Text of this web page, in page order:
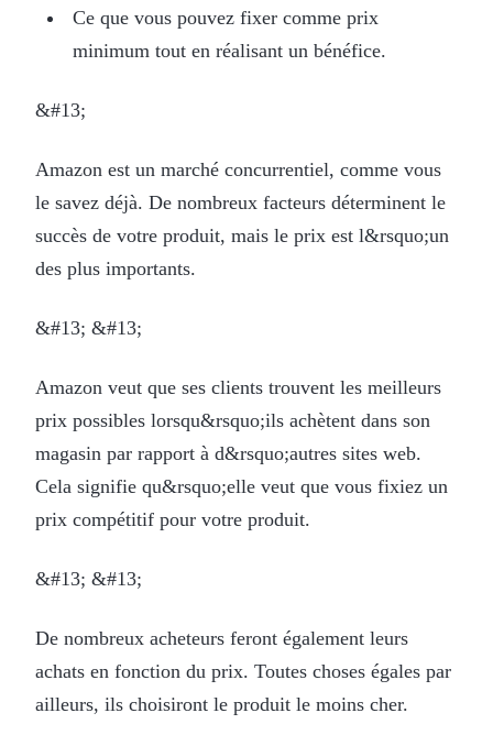
Ce que vous pouvez fixer comme prix
minimum tout en réalisant un bénéfice.
&#13;
Amazon est un marché concurrentiel, comme vous
le savez déjà. De nombreux facteurs déterminent le
succès de votre produit, mais le prix est l&rsquo;un
des plus importants.
&#13; &#13;
Amazon veut que ses clients trouvent les meilleurs
prix possibles lorsqu&rsquo;ils achètent dans son
magasin par rapport à d&rsquo;autres sites web.
Cela signifie qu&rsquo;elle veut que vous fixiez un
prix compétitif pour votre produit.
&#13; &#13;
De nombreux acheteurs feront également leurs
achats en fonction du prix. Toutes choses égales par
ailleurs, ils choisiront le produit le moins cher.